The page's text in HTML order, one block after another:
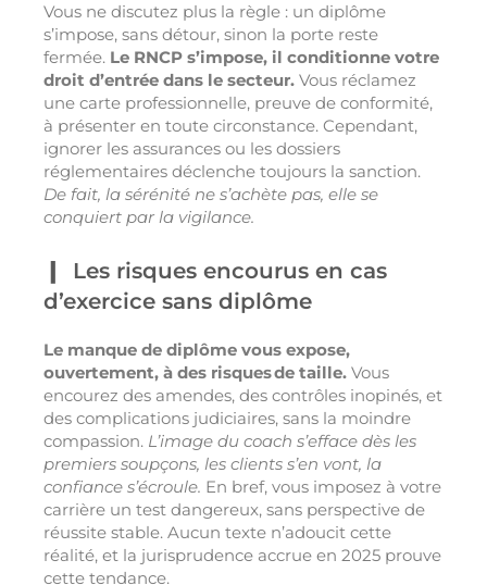
Vous ne discutez plus la règle : un diplôme
s’impose, sans détour, sinon la porte reste
fermée. Le RNCP s’impose, il conditionne votre
droit d’entrée dans le secteur. Vous réclamez
une carte professionnelle, preuve de conformité,
à présenter en toute circonstance. Cependant,
ignorer les assurances ou les dossiers
réglementaires déclenche toujours la sanction.
De fait, la sérénité ne s’achète pas, elle se
conquiert par la vigilance.
Les risques encourus en cas
d’exercice sans diplôme
Le manque de diplôme vous expose,
ouvertement, à des risques de taille. Vous
encourez des amendes, des contrôles inopinés, et
des complications judiciaires, sans la moindre
compassion. L’image du coach s’efface dès les
premiers soupçons, les clients s’en vont, la
confiance s’écroule. En bref, vous imposez à votre
carrière un test dangereux, sans perspective de
réussite stable. Aucun texte n’adoucit cette
réalité, et la jurisprudence accrue en 2025 prouve
cette tendance.